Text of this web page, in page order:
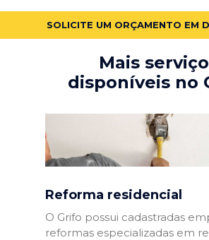
SOLICITE UM ORÇAMENTO EM
Mais
disponíveis no
Reforma residencial
O Grifo possui cadastradas
reformas especializadas em